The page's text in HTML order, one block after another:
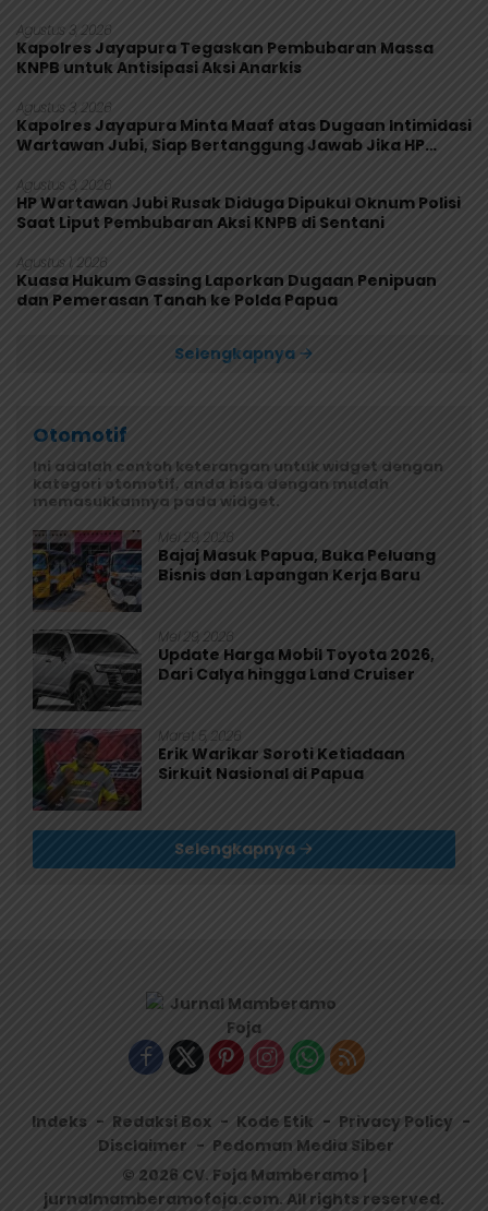
Agustus 3, 2026
Kapolres Jayapura Tegaskan Pembubaran Massa
KNPB untuk Antisipasi Aksi Anarkis
Agustus 3, 2026
Kapolres Jayapura Minta Maaf atas Dugaan Intimidasi
Wartawan Jubi, Siap Bertanggung Jawab Jika HP
Agustus 3, 2026
HP Wartawan Jubi Rusak Diduga Dipukul Oknum Polisi
Saat Liput Pembubaran Aksi KNPB di Sentani
Agustus 1, 2026
Kuasa Hukum Gassing Laporkan Dugaan Penipuan
dan Pemerasan Tanah ke Polda Papua
Selengkapnya
Otomotif
Ini adalah contoh keterangan untuk widget dengan
kategori otomotif, anda bisa dengan mudah
memasukkannya pada widget.
Mei 29, 2026
Bajaj Masuk Papua, Buka Peluang
Bisnis dan Lapangan Kerja Baru
Mei 29, 2026
Update Harga Mobil Toyota 2026,
Dari Calya hingga Land Cruiser
Maret 5, 2026
Erik Warikar Soroti Ketiadaan
Sirkuit Nasional di Papua
Selengkapnya
Indeks Redaksi Box Kode Etik
Privacy Policy
Disclaimer
Pedoman Media Siber
© 2026 CV. Foja Mamberamo |
jurnalmamberamofoja.com. All rights reserved.